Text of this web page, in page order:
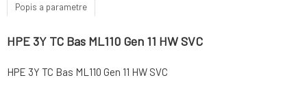
Popis a parametre
HPE 3Y TC Bas ML110 Gen 11 HW SVC
HPE 3Y TC Bas ML110 Gen 11 HW SVC